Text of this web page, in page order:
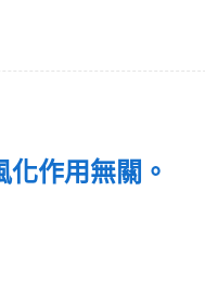
化作用無關。